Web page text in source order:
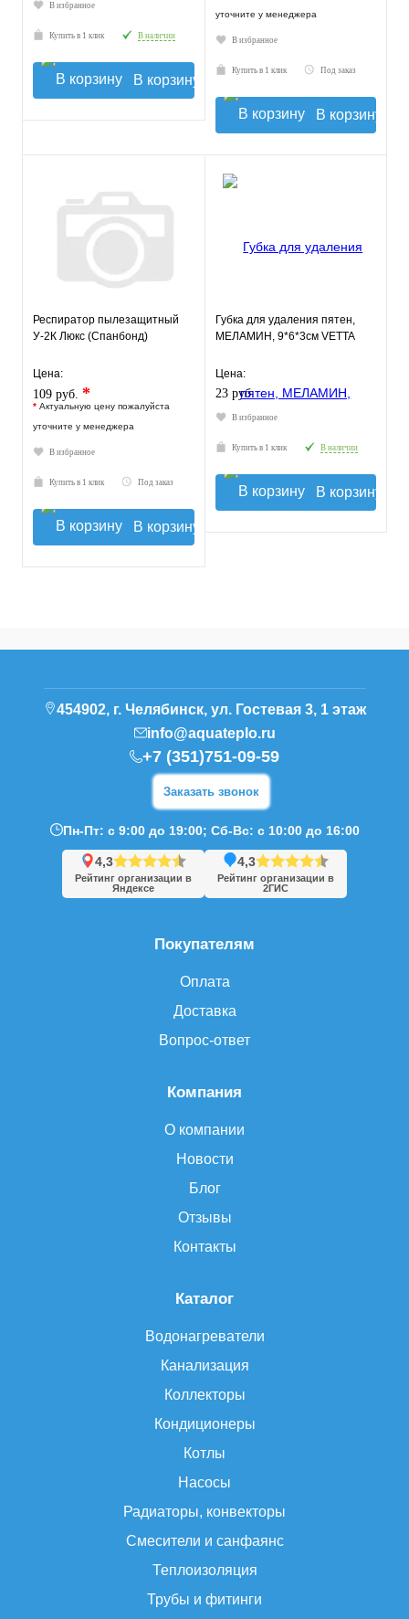
В избранное
Купить в 1 клик В наличии
В корзину
уточните у менеджера
В избранное
Купить в 1 клик Под заказ
В корзину
Респиратор пылезащитный
У-2К Люкс (Спанбонд)
Цена:
109 руб. *
* Актуальную цену пожалуйста
уточните у менеджера
В избранное
Купить в 1 клик Под заказ
В корзину
Губка для удаления пятен,
МЕЛАМИН, 9*6*3см VETTA
Цена:
23 руб.
В избранное
Купить в 1 клик В наличии
В корзину
Каталог
Водонагреватели
Канализация
Коллекторы
Кондиционеры
Котлы
Насосы
Радиаторы, конвекторы
Смесители и санфаянс
Теплоизоляция
Трубы и фитинги
Компания
О компании
Новости
Блог
Отзывы
Контакты
Покупателям
Оплата
Доставка
Вопрос-ответ
454902, г. Челябинск, ул. Гостевая 3, 1 этаж
info@aquateplo.ru
+7 (351)751-09-59
Заказать звонок
Пн-Пт: с 9:00 до 19:00; Сб-Вс: с 10:00 до 16:00
4,3
Рейтинг организации в
Яндексе
4,3
Рейтинг организации в
2ГИС